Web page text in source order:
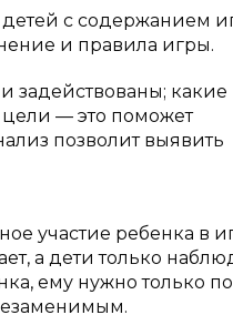
с содержанием
и правила игры.
задействованы; какие
— это поможет
позволит выявить
участие ребенка в
а дети только
ему нужно только